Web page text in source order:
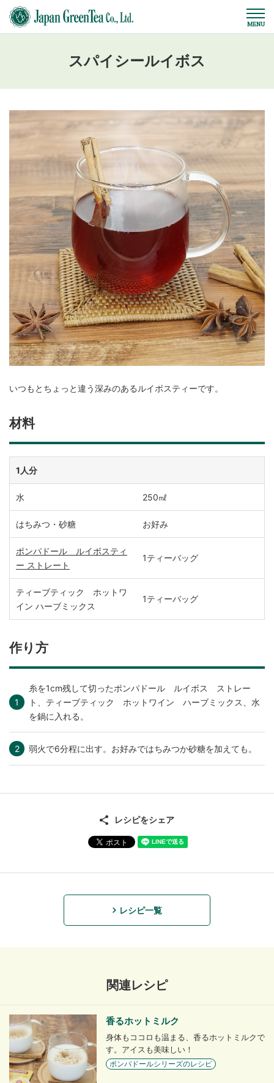
スパイシールイボス
いつもとちょっと違う深みのあるルイボスティーです。
材料
1人分
水 250㎖
はちみつ・砂糖 お好み
ポンパドール ルイボスティ
ー ストレート
1ティーバッグ
ティーブティック ホットワ
イン ハーブミックス
1ティーバッグ
作り方
糸を1cm残して切ったポンパドール ルイボス ストレー
ト、ティーブティック ホットワイン ハーブミックス、水
を鍋に入れる。
弱火で6分程に出す。お好みではちみつか砂糖を加えても。
レシピをシェア
レシピ一覧
関連レシピ
香るホットミルク
身体もココロも温まる、香るホットミルクで
す。アイスも美味しい！
ポンパドールシリーズのレシピ